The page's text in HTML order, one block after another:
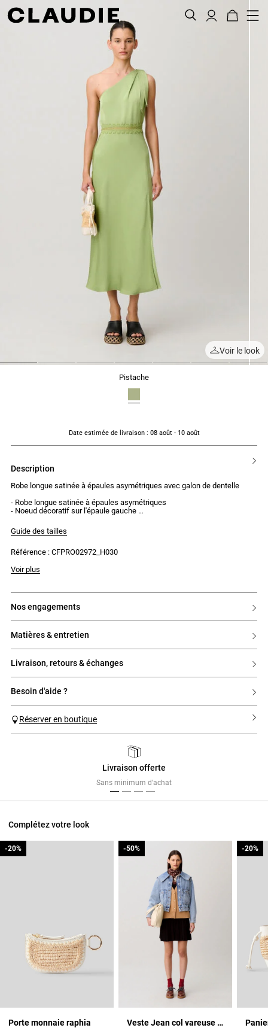
Voir le look
pistache
Date estimée de livraison: 08 août - 10 août
description
Robe longue satinée à épaules asymétriques avec galon de dentelle
- Robe longue satinée à épaules asymétriques
- Noeud décoratif sur l'épaule gauche
- Coupe fluide et ajustée
- Fente côté gauche à partir de mi-cuisse
Guide des tailles
Référence : CFPRO02972_H030
Voir plus
nos engagements
matières & entretien
livraison, retours & échanges
besoin d'aide ?
Réserver en boutique
Livraison offerte
Sans minimum d'achat
Complétez votre look
Porte monnaie raphia
-20%
-20%
Veste Jean col vareuse denim clair
-50%
-50% -20%
-20%